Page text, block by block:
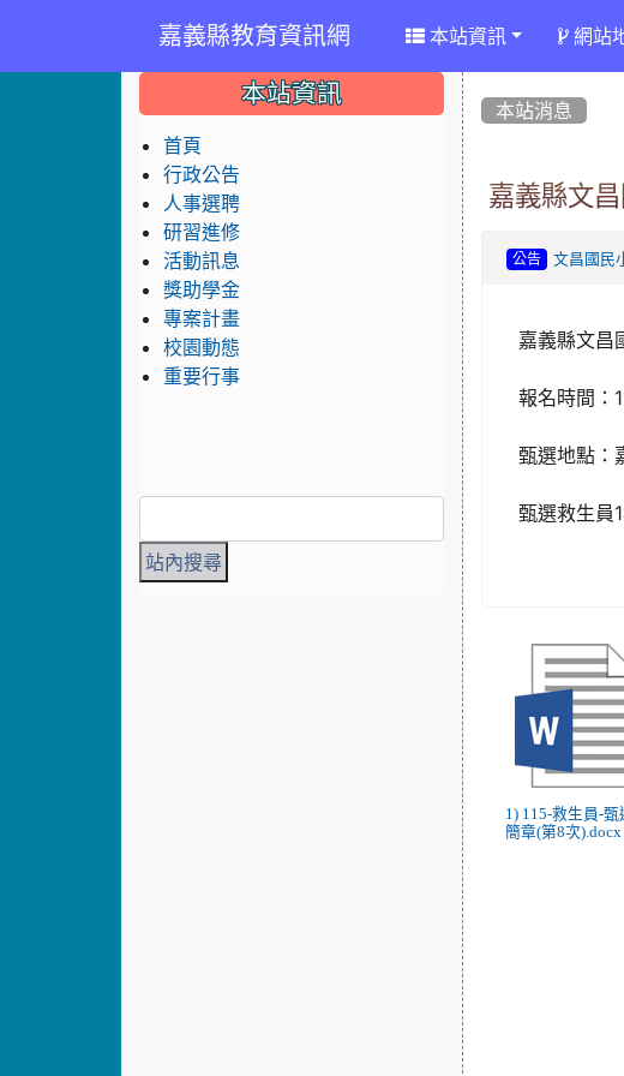
嘉義縣教育資訊網 本站資訊 網站
本站消息
嘉義縣文
公告 文昌國民
嘉義縣文昌
報名時間：
甄選地點：
甄選救生員
1) 115-救生員-甄
簡章(第8次).docx
::: 本站資訊
首頁
行政公告
人事選聘
研習進修
活動訊息
獎助學金
專案計畫
校園動態
重要行事